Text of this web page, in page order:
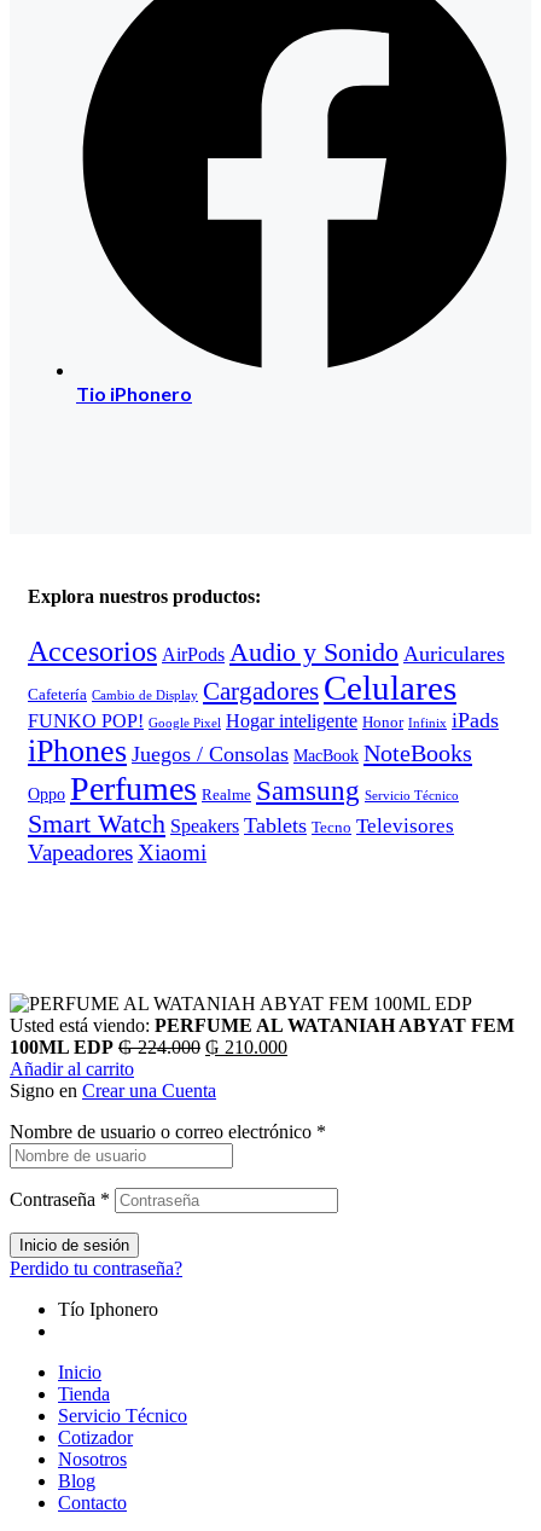
Tio iPhonero
Explora nuestros productos:
Accesorios AirPods Audio y Sonido Auriculares
Cafetería Cambio de Display Cargadores Celulares
FUNKO POP! Google Pixel Hogar inteligente Honor Infinix iPads
iPhones Juegos / Consolas MacBook NoteBooks
Oppo Perfumes Realme Samsung Servicio Técnico
Smart Watch Speakers Tablets Tecno Televisores
VapeadoresXiaomi
Usted está viendo: PERFUME AL WATANIAH ABYAT FEM
100ML EDP ₲224.000 El
original
₲ 224.000.
₲ 210.000El
₲ 210.000.
Añadir al carrito
Signo en Crear una Cuenta
Nombre de usuario o correo electrónico *
Contraseña *
Inicio de sesión
Perdido tu contraseña?
Tío Iphonero
Inicio
Tienda
Servicio Técnico
Cotizador
Nosotros
Blog
Contacto